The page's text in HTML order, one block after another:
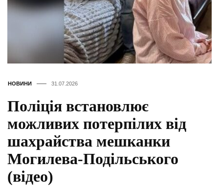
НОВИНИ 31.07.2026
Поліція встановлює
можливих потерпілих від
шахрайства мешканки
Могилева-Подільського
(відео)